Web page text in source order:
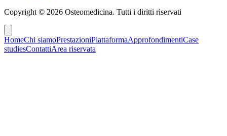
Copyright © 2026 Osteomedicina. Tutti i diritti riservati
HomeChi siamoPrestazioniPiattaformaApprofondimentiCase
studiesContattiArea riservata